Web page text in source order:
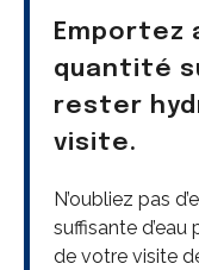
Emportez
quantité
rester
visite.
N’oubliez pas
suffisante
de votre visite